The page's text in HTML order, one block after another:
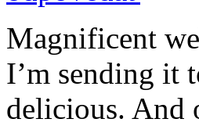
Magnificent
I’m sending it
delicious. And